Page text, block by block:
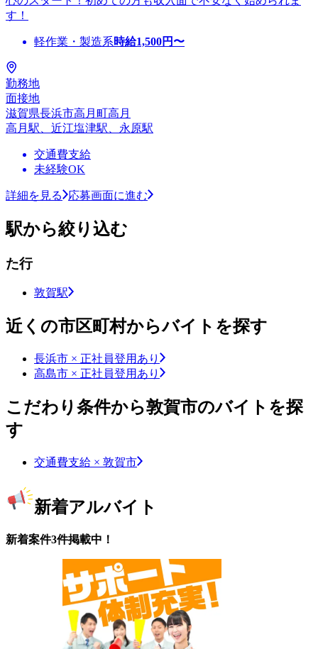
す！
軽作業・製造系時給1,500円〜
勤務地
面接地
滋賀県長浜市高月町高月
高月駅、近江塩津駅、永原駅
交通費支給
未経験OK
詳細を見る 応募画面に進む
駅から絞り込む
た行
敦賀駅
近くの市区町村からバイトを探す
長浜市 × 正社員登用あり
高島市 × 正社員登用あり
こだわり条件から敦賀市のバイトを探
す
交通費支給 × 敦賀市
新着アルバイト
新着案件3件掲載中！